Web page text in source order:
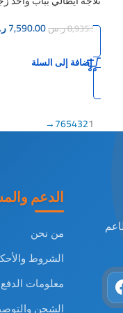
8,935.50ر.س7,590.00
إضافة إلى السلة
1
2
3
4
5
6
7
→
الدعم
من نحن
الشروط
معلومات الدفع
الشحن